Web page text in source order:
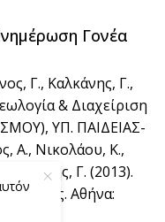
Γονέα
Γ., Καλκάνης, Γ.,
& Διαχείριση
ΥΠ. ΠΑΙΔΕΙΑΣ-
Α., Νικολάου, Κ.,
Γ. (2013).
Αθήνα: